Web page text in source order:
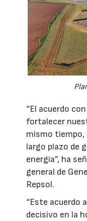
“El acuerdo
fortalecer
mismo tiempo,
largo plazo de
energía”, ha
general de
Repsol.
“Este acuerdo
decisivo en la